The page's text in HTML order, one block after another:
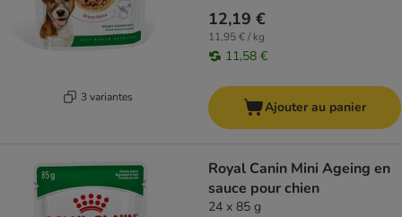
3 variantes
12,19 €
11,95 € / kg
11,58 €
Ajouter au panier
Royal Canin Mini Ageing en
sauce pour chien
24 x 85 g